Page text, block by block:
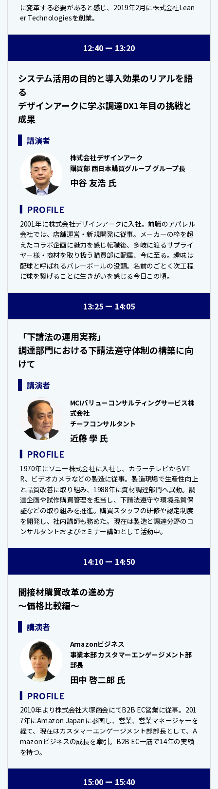
に変革する必要があると感じ、2019年2月に株式会社Lean
er Technologiesを創業。
12:40 13:20
システム活用の目的と導入効果のリアルを語
る
デザインアークに学ぶ調達DX1年目の挑戦と
成果
講演者
株式会社デザインアーク
購買部 西日本購買グループ グループ長
中谷 友浩 氏
PROFILE
2001年に株式会社デザインアークに入社。前職のアパレル
会社では、店舗運営・新規開発に従事。メーカーの枠を超
えたコラボ企画に魅力を感じ転職後、多岐に渡るサプライ
ヤー様・商材を取り扱う購買部に配属、今に至る。趣味は
配球と呼ばれるバレーボールの没頭。名前のごとく次工程
に球を繋げることに生きがいを感じる今日この頃。
13:25 14:05
「下請法の運用実務」
調達部門における下請法遵守体制の構築に向
けて
講演者
MCIバリューコンサルティングサービス株
式会社
チーフコンサルタント
近藤 學 氏
PROFILE
1970年にソニー株式会社に入社し、カラーテレビからVT
R、ビデオカメラなどの製造に従事。製造現場で生産性向上
と品質改善に取り組み、1988年に資材調達部門へ異動。調
達企画や試作購買管理を担当し、下請法遵守や環境品質保
証などの取り組みを推進。購買スタッフの研修や認定制度
を開発し、社内講師も務めた。現在は製造と調達分野のコ
ンサルタントおよびセミナー講師として活動中。
14:10 14:50
間接材購買改革の進め方
～価格比較編～
講演者
Amazonビジネス
事業本部 カスタマーエンゲージメント部
部長
田中 啓二郎 氏
PROFILE
2010年より株式会社大塚商会にてB2B EC営業に従事。201
7年にAmazon Japanに参画し、営業、営業マネージャーを
経て、現在はカスタマーエンゲージメント部部長として、A
mazonビジネスの成長を牽引。B2B EC一筋で14年の実績
を持つ。
15:00 15:40